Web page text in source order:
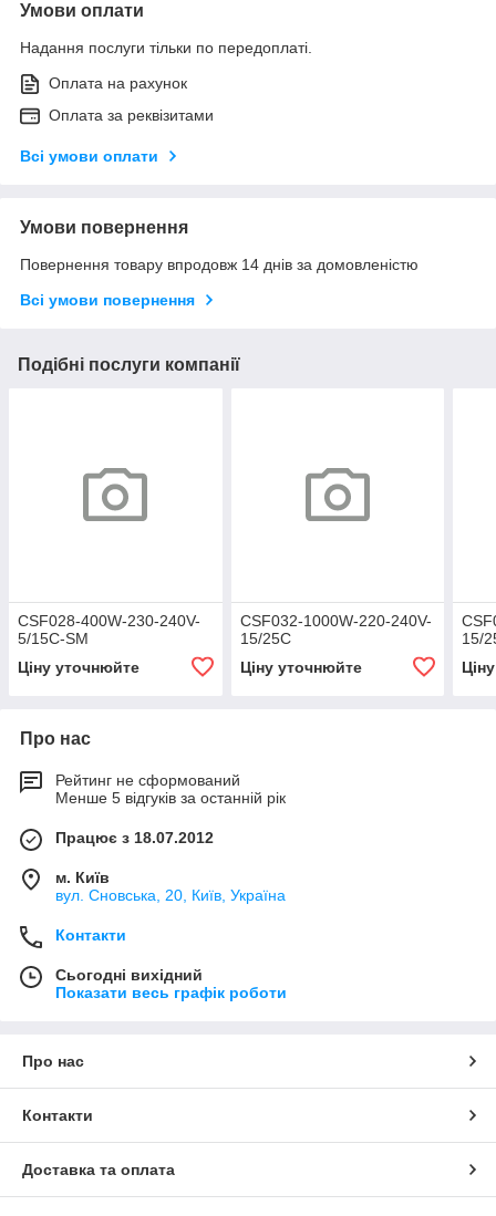
Умови оплати
Надання послуги тільки по передоплаті.
Оплата на рахунок
Оплата за реквізитами
Всі умови оплати
Умови повернення
Повернення товару впродовж 14 днів за домовленістю
Всі умови повернення
Подібні послуги компанії
CSF028-400W-230-240V-
5/15C-SM
Ціну уточнюйте
CSF032-1000W-220-240V-
15/25C
Ціну уточнюйте
15/
Про нас
Рейтинг не сформований
Менше 5 відгуків за останній рік
Працює з 18.07.2012
м. Київ
вул. Сновська, 20, Київ, Україна
Контакти
Сьогодні вихідний
Показати весь графік роботи
Про нас
Контакти
Доставка та оплата